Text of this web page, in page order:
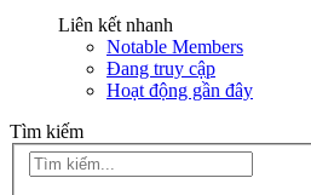
Liên kết nhanh
Notable Members
Đang truy cập
Hoạt động gần đây
Tìm kiếm